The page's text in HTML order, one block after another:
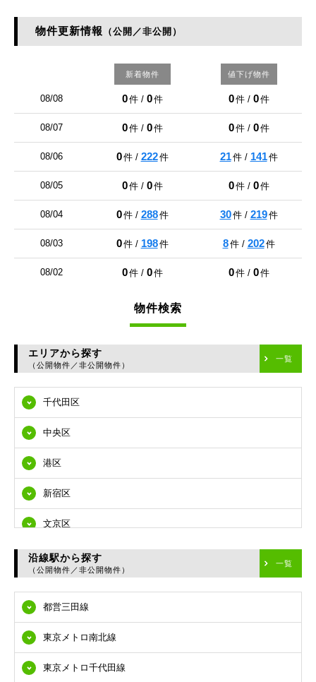
物件更新情報 （公開／非公開）
新着物件 値下げ物件
08/08 0件 / 0件 0件 / 0件
08/07 0件 / 0件 0件 / 0件
08/06 0件 / 222件 21件 / 141件
08/05 0件 / 0件 0件 / 0件
08/04 0件 / 288件 30件 / 219件
08/03 0件 / 198件 8件 / 202件
08/02 0件 / 0件 0件 / 0件
物件検索
エリアから探す
（公開物件／非公開物件）
一覧
千代田区
中央区
港区
新宿区
文京区
台東区
江東区
品川区
目黒区
沿線駅から探す
（公開物件／非公開物件）
一覧
都営三田線
東京メトロ南北線
東京メトロ千代田線